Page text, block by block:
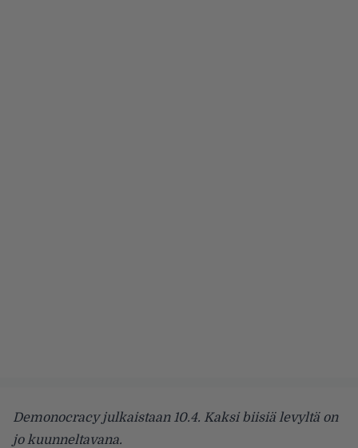
Demonocracy julkaistaan 10.4. Kaksi biisiä levyltä on
jo kuunneltavana.